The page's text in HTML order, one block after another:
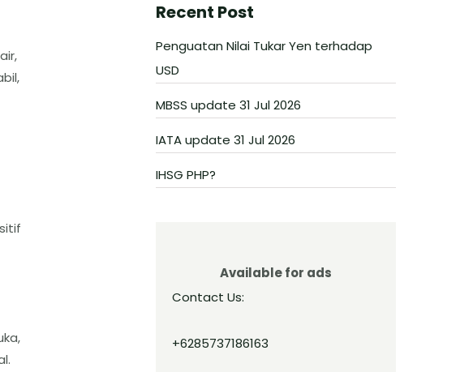
Recent Post
Penguatan Nilai Tukar Yen terhadap
USD
MBSS update 31 Jul 2026
IATA update 31 Jul 2026
IHSG PHP?
Available for ads
Contact Us:
+6285737186163